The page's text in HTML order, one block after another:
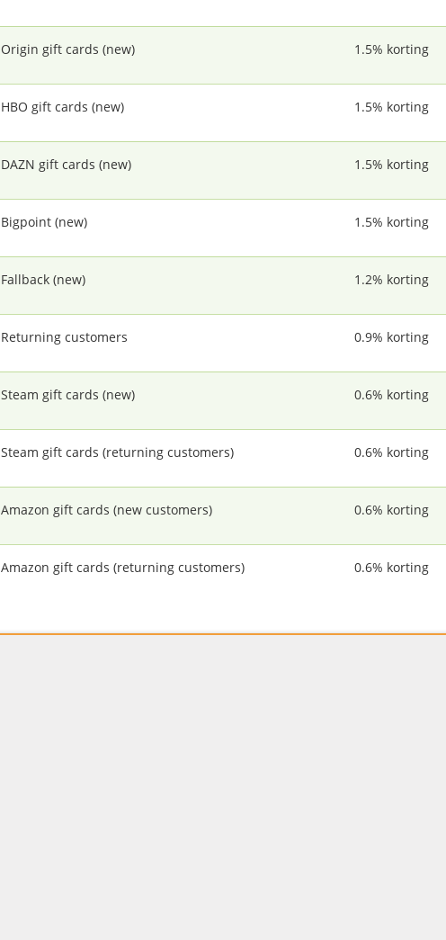
Origin gift cards (new) 1.5% korting
HBO gift cards (new) 1.5% korting
DAZN gift cards (new) 1.5% korting
Bigpoint (new) 1.5% korting
Fallback (new) 1.2% korting
Returning customers 0.9% korting
Steam gift cards (new) 0.6% korting
Steam gift cards (returning customers) 0.6% korting
Amazon gift cards (new customers) 0.6% korting
Amazon gift cards (returning customers) 0.6% korting